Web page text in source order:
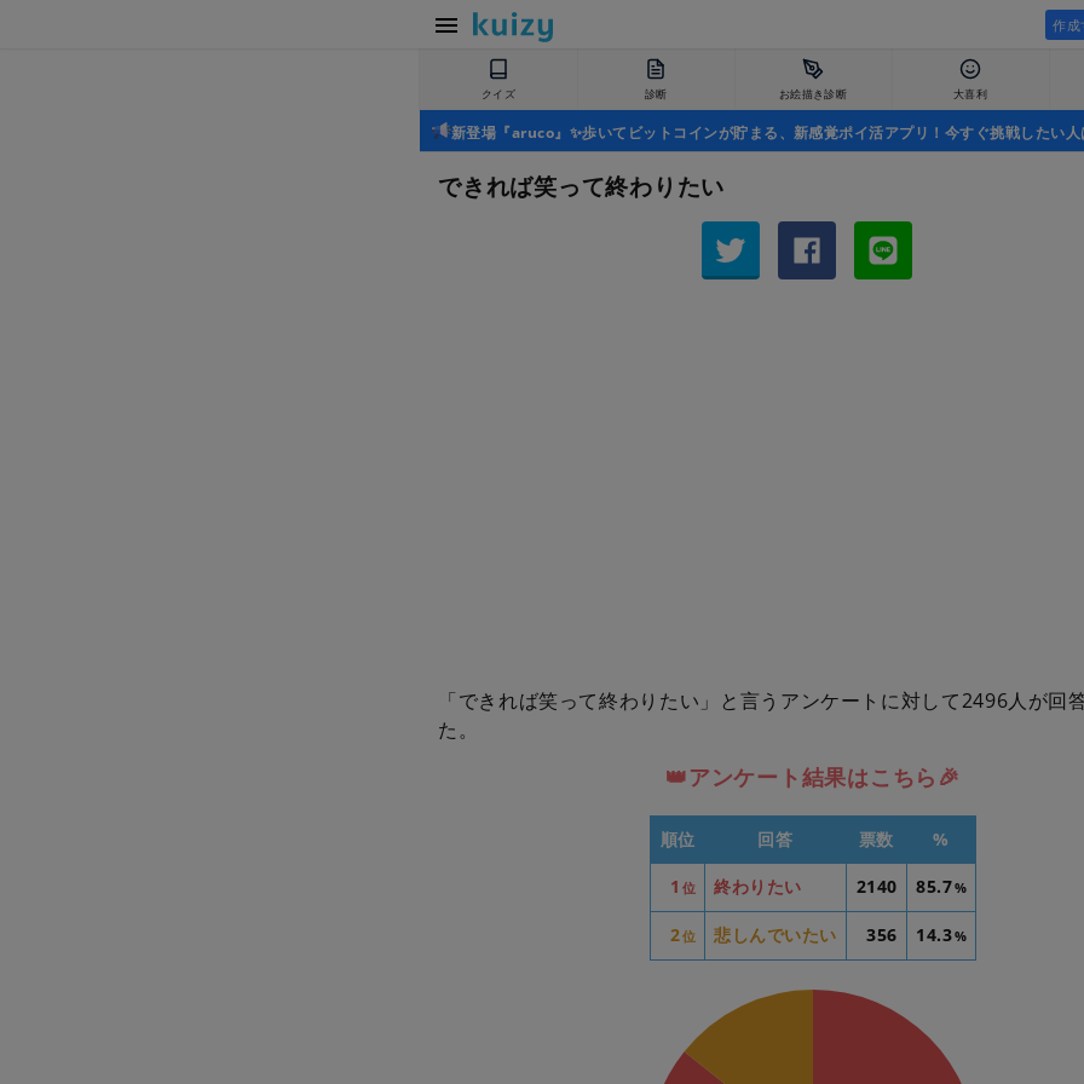
作成
クイズ 診断 お絵描き診断 大喜利
新登場『aruco』✨歩いてビットコインが貯まる、新感覚ポイ活アプリ！今すぐ挑戦したい人
できれば笑って終わりたい
「できれば笑って終わりたい」と言うアンケートに対して2496人が回
た。
👑アンケート結果はこちら🎉
順位 回答 票数 %
1 位 終わりたい 2140 85.7%
2位 悲しんでいたい 356 14.3%